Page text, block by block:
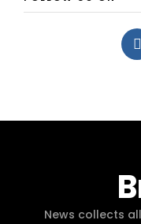
News collects